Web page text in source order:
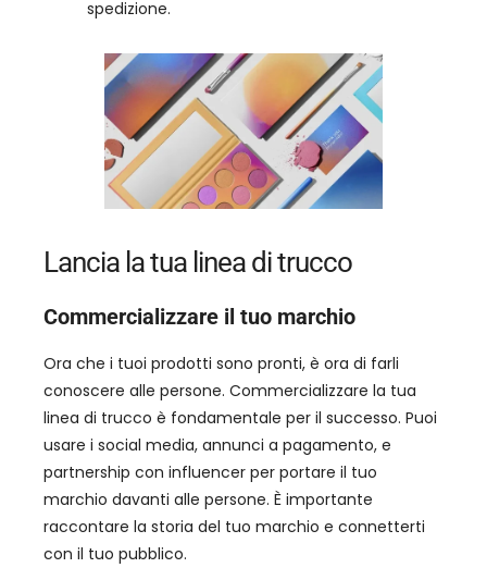
spedizione.
Lancia la tua linea di trucco
Commercializzare il tuo marchio
Ora che i tuoi prodotti sono pronti, è ora di farli
conoscere alle persone. Commercializzare la tua
linea di trucco è fondamentale per il successo. Puoi
usare i social media, annunci a pagamento, e
partnership con influencer per portare il tuo
marchio davanti alle persone. È importante
raccontare la storia del tuo marchio e connetterti
con il tuo pubblico.